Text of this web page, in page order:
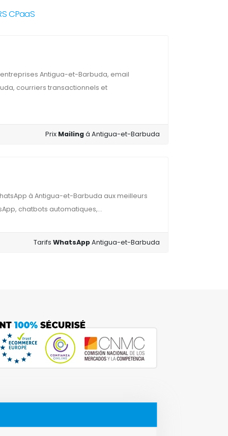
CPaaS
Antigua-et-Barbuda, email
courriers transactionnels et
Prix Mailingá Antigua-et-Barbuda
à Antigua-et-Barbuda aux meilleurs
chatbots automatiques,...
TarifsWhatsAppAntigua-et-Barbuda